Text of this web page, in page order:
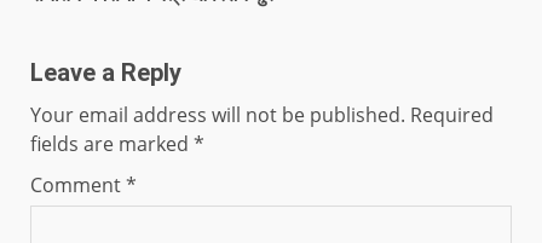
Leave a Reply
Your email address will not be published. Required
fields are marked *
Comment*